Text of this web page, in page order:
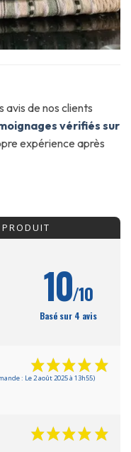
avis de nos clients
vérifiés sur
expérience après
10/10
Basé sur 4 avis
: Le 2 août 2025 à 13h55)